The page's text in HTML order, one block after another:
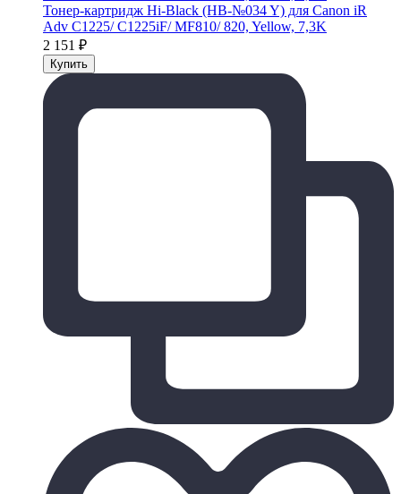
Тонер-картридж Hi-Black (HB-№034 Y) для Canon iR
Adv C1225/ C1225iF/ MF810/ 820, Yellow, 7,3K
2 151 ₽